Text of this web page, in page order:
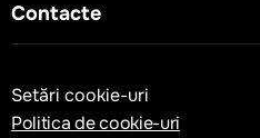
Contacte
Setări cookie-uri
Politica de cookie-uri